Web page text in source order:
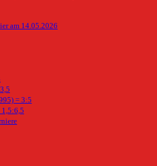
am 14.05.2026
= 3:5
1,5:6,5